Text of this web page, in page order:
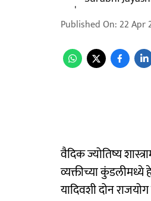
Published On: 22 Apr
वैदिक ज्योतिष्य
व्यक्तीच्या कुंडलीमध्ये
यादिवशी दोन